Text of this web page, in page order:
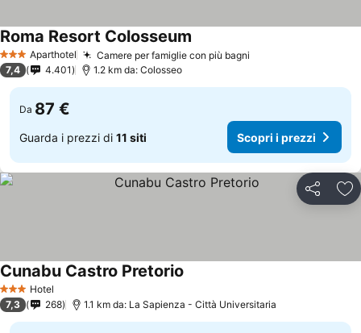
3 StelleAparthotel Camere per famiglie con più bagni
Roma Resort Colosseum
7,4 4.401 1.2 km da: Colosseo
Da 87 €
Guarda i prezzi di 11 siti Scopri i prezzi
Condividi
3 StelleHotel
Cunabu Castro Pretorio
7,3 268 1.1 km da: La Sapienza - Città Universitaria